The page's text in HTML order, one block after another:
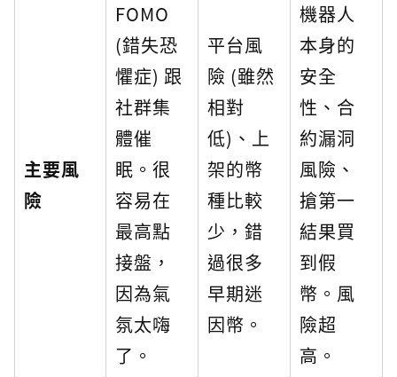
主要風
險
FOMO
(錯失恐
懼症) 跟
社群集
體催
眠。很
容易在
最高點
接盤，
因為氣
氛太嗨
了。
平台風
險 (雖然
相對
低)、上
架的幣
種比較
少，錯
過很多
早期迷
因幣。
機器人
本身的
安全
性、合
約漏洞
風險、
搶第一
結果買
到假
幣。風
險超
高。